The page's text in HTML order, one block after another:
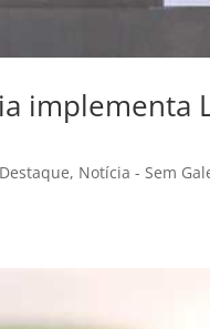
implementa
Destaque, Notícia - Sem